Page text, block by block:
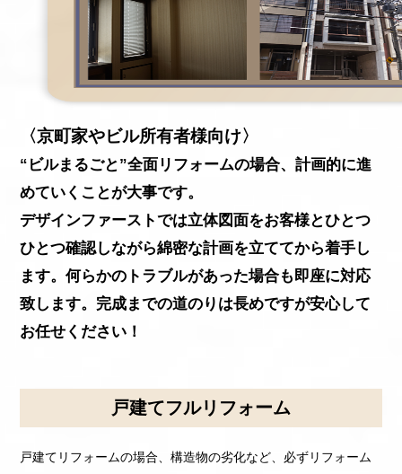
〈京町家やビル所有者様向け〉
“ビルまるごと”全面リフォームの場合、計画的に進
めていくことが大事です。
デザインファーストでは立体図面をお客様とひとつ
ひとつ確認しながら綿密な計画を立ててから着手し
ます。何らかのトラブルがあった場合も即座に対応
致します。完成までの道のりは長めですが安心して
お任せください！
戸建てフルリフォーム
戸建てリフォームの場合、構造物の劣化など、必ずリフォーム